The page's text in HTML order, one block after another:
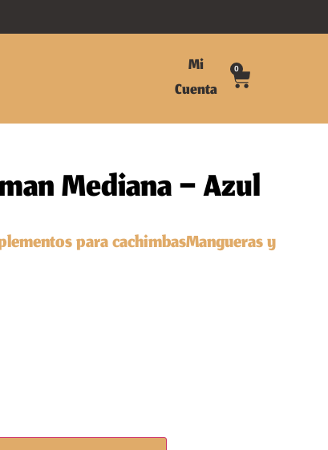
Mi
Cuenta
0
Mediana – Azul
para cachimbasMangueras y